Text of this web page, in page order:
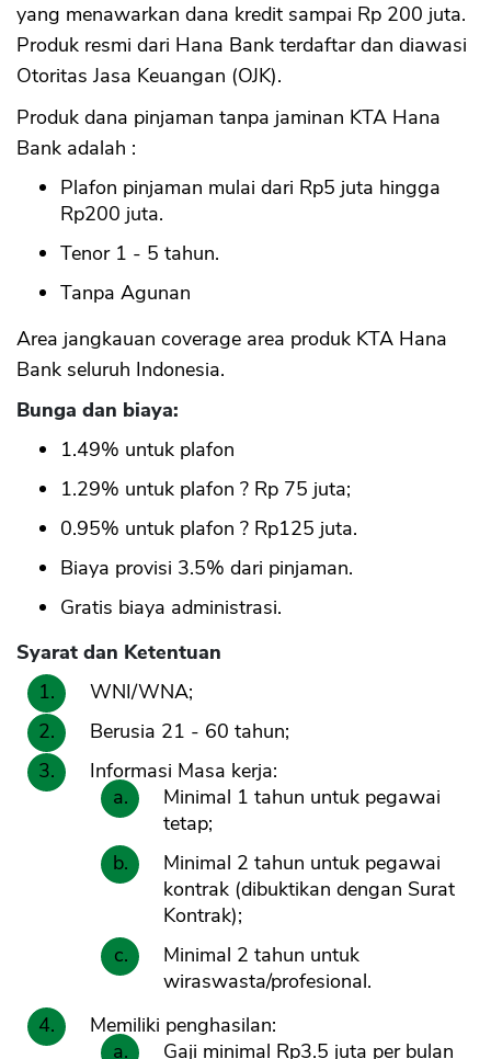
yang menawarkan dana kredit sampai Rp 200 juta.
Produk resmi dari Hana Bank terdaftar dan diawasi
Otoritas Jasa Keuangan (OJK).
Produk dana pinjaman tanpa jaminan KTA Hana
Bank adalah :
Plafon pinjaman mulai dari Rp5 juta hingga
Rp200 juta.
Tenor 1 - 5 tahun.
Tanpa Agunan
Area jangkauan coverage area produk KTA Hana
Bank seluruh Indonesia.
Bunga dan biaya:
1.49% untuk plafon
1.29% untuk plafon ? Rp 75 juta;
0.95% untuk plafon ? Rp125 juta.
Biaya provisi 3.5% dari pinjaman.
Gratis biaya administrasi.
Syarat dan Ketentuan
WNI/WNA;
Berusia 21 - 60 tahun;
Informasi Masa kerja:
Minimal 1 tahun untuk pegawai
tetap;
Minimal 2 tahun untuk pegawai
kontrak (dibuktikan dengan Surat
Kontrak);
Minimal 2 tahun untuk
wiraswasta/profesional.
Memiliki penghasilan:
Gaji minimal Rp3.5 juta per bulan